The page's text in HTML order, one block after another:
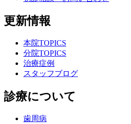
更新情報
本院TOPICS
分院TOPICS
治療症例
スタッフブログ
診療について
歯周病